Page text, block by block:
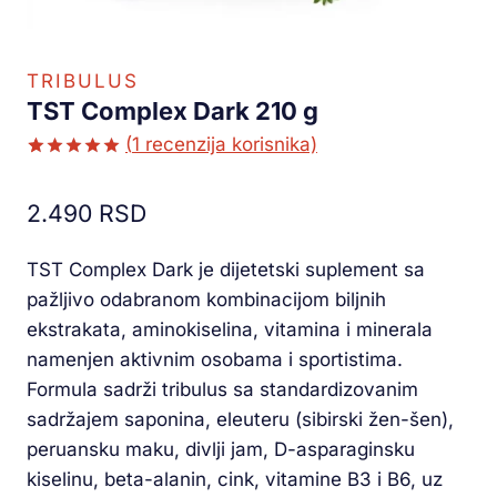
TRIBULUS
TST Complex Dark 210 g
na osnovu
ocene
(1 recenzija korisnika)
2.490 RSD
TST Complex Dark je dijetetski suplement sa
pažljivo odabranom kombinacijom biljnih
ekstrakata, aminokiselina, vitamina i minerala
namenjen aktivnim osobama i sportistima.
Formula sadrži tribulus sa standardizovanim
sadržajem saponina, eleuteru (sibirski žen-šen),
peruansku maku, divlji jam, D-asparaginsku
kiselinu, beta-alanin, cink, vitamine B3 i B6, uz